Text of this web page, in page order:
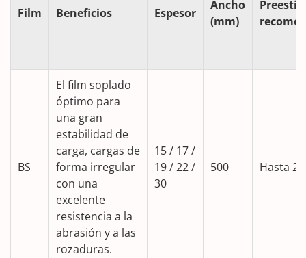
Film Beneficios Espesor
Ancho
(mm)
BS
El film soplado
óptimo para
una gran
estabilidad de
carga, cargas de
forma irregular
con una
excelente
resistencia a la
abrasión y a las
rozaduras.
15 / 17 /
19 / 22 /
30
500 Hasta